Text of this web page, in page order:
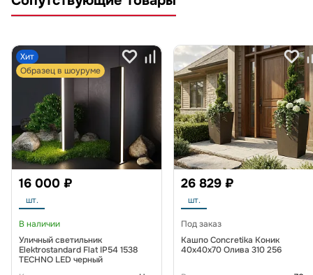
Хит
Образец в шоуруме
16 000 ₽
шт.
В наличии
Уличный светильник
Elektrostandard Flat IP54 1538
TECHNO LED черный
26 829 ₽
шт.
Под заказ
Кашпо Concretika Коник
40x40x70 Олива 310 256